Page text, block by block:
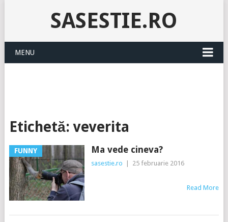
SASESTIE.RO
MENU
Etichetă:veverita
FUNNY Ma vede cineva?
sasestie.ro 25 februarie 2016
Read More